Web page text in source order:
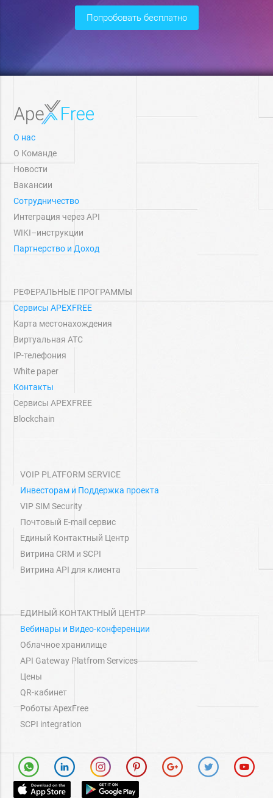
попробовать бесплатно
О нас
О Команде
Новости
Вакансии
Сотрудничество
Интеграция через API
WIKI–инструкции
Партнерство и Доход
РЕФЕРАЛЬНЫЕ ПРОГРАММЫ
Сервисы APEXFREE
Карта местонахождения
Виртуальная АТС
IP-телефония
White paper
Контакты
Сервисы APEXFREE
Blockchain
VOIP PLATFORM SERVICE
Инвесторам и Поддержка проекта
VIP SIM Security
Почтовый E-mail сервис
Единый Контактный Центр
Витрина СRM и SCPI
Витрина API для клиента
ЕДИНЫЙ КОНТАКТНЫЙ ЦЕНТР
Вебинары и Видео-конференции
Облачное хранилище
API Gateway Platfrom Services
Цены
QR-кабинет
Роботы ApexFree
SCPI integration